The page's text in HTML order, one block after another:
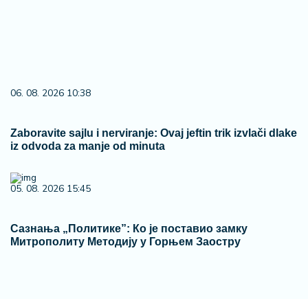
06. 08. 2026 10:38
Zaboravite sajlu i nerviranje: Ovaj jeftin trik izvlači dlake
iz odvoda za manje od minuta
05. 08. 2026 15:45
Сазнања „Политике”: Ко је поставио замку
Митрополиту Методију у Горњем Заостру